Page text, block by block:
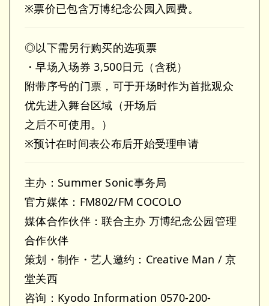
※票价已包含万博纪念公园入园费。
◎以下需另行购买的选项票
・早场入场券 3,500日元（含税）
附带序号的门票，可于开场时作为首批观众
优先进入舞台区域（开场后
之后不可使用。）
※预计在时间表公布后开始受理申请
主办：Summer Sonic事务局
官方媒体：FM802/FM COCOLO
媒体合作伙伴：联合主办 万博纪念公园管理
合作伙伴
策划・制作・艺人邀约：Creative Man / 京
堂关西
咨询：Kyodo Information 0570-200-